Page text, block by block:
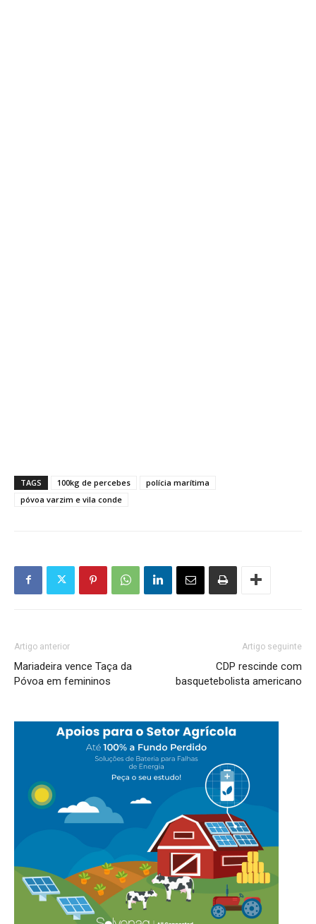
TAGS 100kg de percebes
polícia marítima
póvoa varzim e vila conde
Artigo anterior
Mariadeira vence Taça da
Póvoa em femininos
Artigo seguinte
CDP rescinde com
basquetebolista americano